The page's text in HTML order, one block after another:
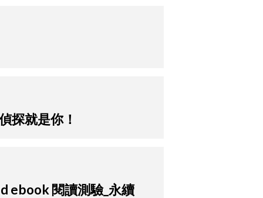
探就是你！
ebook 閱讀測驗_永續